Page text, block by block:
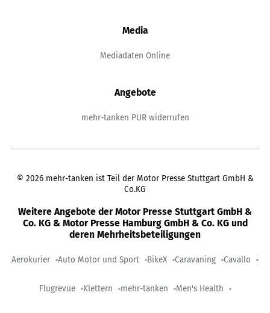
Media
Mediadaten Online
Angebote
mehr-tanken PUR widerrufen
© 2026 mehr-tanken ist Teil der Motor Presse Stuttgart GmbH &
Co.KG
Weitere Angebote der Motor Presse Stuttgart GmbH &
Co. KG & Motor Presse Hamburg GmbH & Co. KG und
deren Mehrheitsbeteiligungen
Aerokurier Auto Motor und Sport BikeX Caravaning Cavallo
Flugrevue Klettern mehr-tanken Men's Health